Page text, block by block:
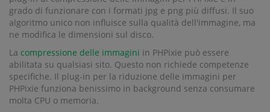
grado di funzionare con i formati jpg e png più diffusi. Il suo
algoritmo unico non influisce sulla qualità dell'immagine, ma
ne modifica le dimensioni sul disco.
La compressione delle immagini in PHPixie può essere
abilitata su qualsiasi sito. Questo non richiede competenze
specifiche. Il plug-in per la riduzione delle immagini per
PHPixie funziona benissimo in background senza consumare
molta CPU o memoria.